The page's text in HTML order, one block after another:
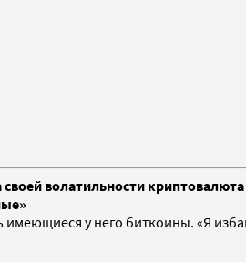
волатильности
у него биткоины. «Я